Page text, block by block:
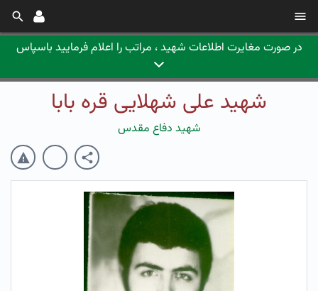
در صورت مغایرت اطلاعات شهید ، مراتب را اعلام فرمایید باسپاس
شهید علی شهلایی قره بابا
شهید دفاع مقدس